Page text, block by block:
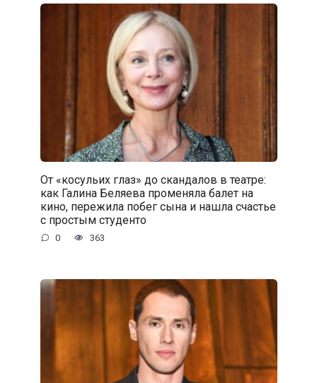
От «косульих глаз» до скандалов в театре:
как Галина Беляева променяла балет на
кино, пережила побег сына и нашла счастье
с простым студенто
0 363